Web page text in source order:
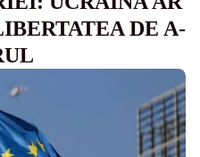
DE A-